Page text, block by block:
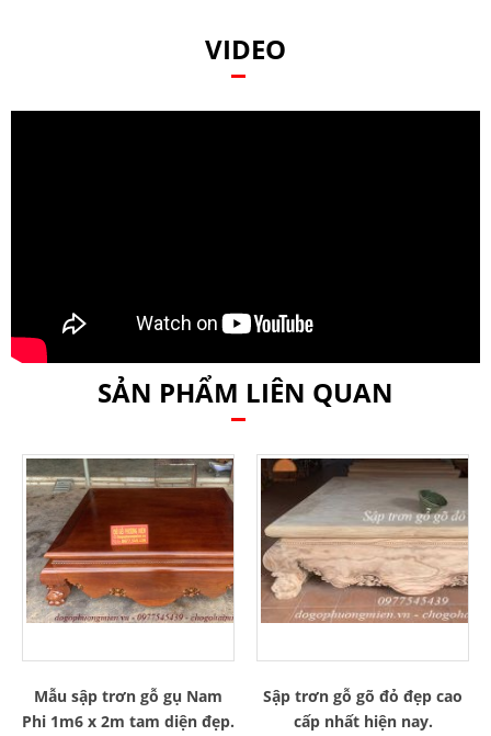
VIDEO
SẢN PHẨM LIÊN QUAN
Mẫu sập trơn gỗ gụ Nam
Phi 1m6 x 2m tam diện đẹp.
Sập trơn gỗ gõ đỏ đẹp cao
cấp nhất hiện nay.